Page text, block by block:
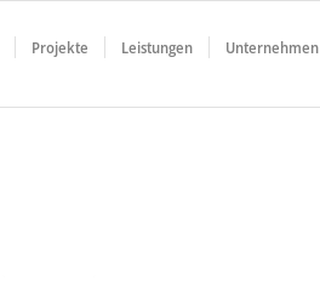
Projekte Leistungen Unternehmen